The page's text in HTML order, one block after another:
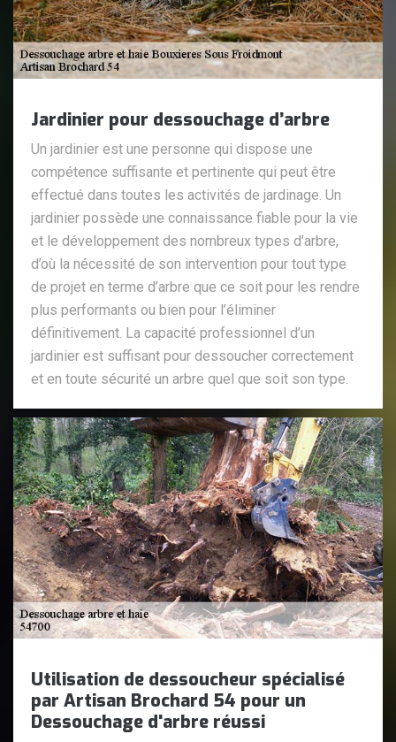
Jardinier pour dessouchage d’arbre
Un jardinier est une personne qui dispose une
compétence suffisante et pertinente qui peut être
effectué dans toutes les activités de jardinage. Un
jardinier possède une connaissance fiable pour la vie
et le développement des nombreux types d’arbre,
d’où la nécessité de son intervention pour tout type
de projet en terme d’arbre que ce soit pour les rendre
plus performants ou bien pour l’éliminer
définitivement. La capacité professionnel d’un
jardinier est suffisant pour dessoucher correctement
et en toute sécurité un arbre quel que soit son type.
Utilisation de dessoucheur spécialisé
par Artisan Brochard 54 pour un
Dessouchage d'arbre réussi